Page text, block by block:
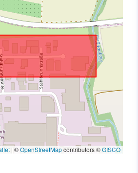
| ©OpenStreetMapcontributors ©GISCO